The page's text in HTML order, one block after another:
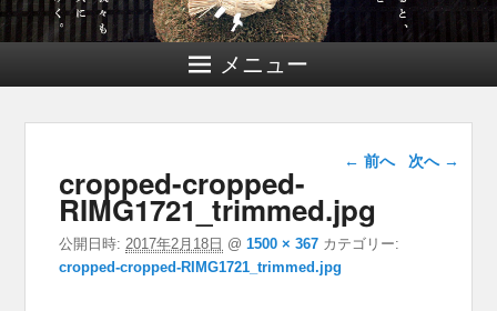
メニュー
画像ナビゲー
ション
← 前へ 次へ →
cropped-cropped-
RIMG1721_trimmed.jpg
公開日時: 2017年2月18日 @1500 × 367 カテゴリー:
cropped-cropped-RIMG1721_trimmed.jpg